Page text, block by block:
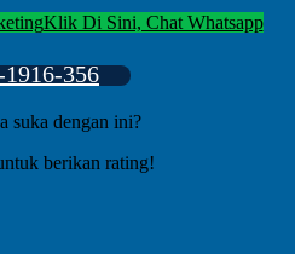
Klik Di Sini, Chat Whatsapp
1916-356
suka dengan ini?
berikan rating!